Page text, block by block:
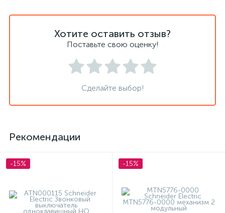
Хотите оставить отзыв?
Поставьте свою оценку!
Сделайте выбор!
Рекомендации
-15% -15%